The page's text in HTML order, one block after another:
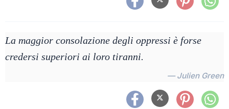
La maggior consolazione degli oppressi è forse
credersi superiori ai loro tiranni.
— Julien Green